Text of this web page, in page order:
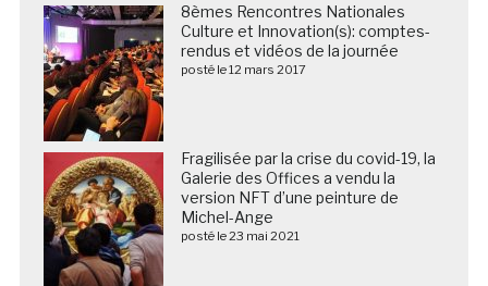
8èmes Rencontres Nationales
Culture et Innovation(s): comptes-
rendus et vidéos de la journée
posté le 12 mars 2017
Fragilisée par la crise du covid-19, la
Galerie des Offices a vendu la
version NFT d’une peinture de
Michel-Ange
posté le 23 mai 2021